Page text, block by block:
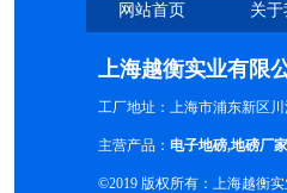
网站首页 关
上海越衡实业有限
工厂地址：上海市浦东新区川
主营产品： 电子地磅,地磅厂家
©2019 版权所有：上海越衡